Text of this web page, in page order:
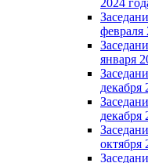
февраля
января
декабря
декабря
октября